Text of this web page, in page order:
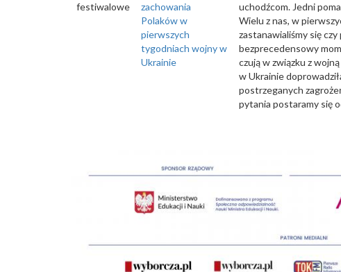
festiwalowe
zachowania
Polaków w
pierwszych
tygodniach wojny w
Ukrainie
uchodźcom. Jedni
Wielu z nas, w
zastanawialiśmy się
bezprecedensowy
czują w związku z
w Ukrainie
postrzeganych
pytania postaramy się